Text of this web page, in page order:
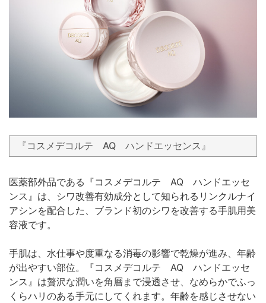
『コスメデコルテ AQ ハンドエッセンス』
医薬部外品である『コスメデコルテ AQ ハンドエッセ
ンス』は、シワ改善有効成分として知られるリンクルナイ
アシンを配合した、ブランド初のシワを改善する手肌用美
容液です。
手肌は、水仕事や度重なる消毒の影響で乾燥が進み、年齢
が出やすい部位。『コスメデコルテ AQ ハンドエッセ
ンス』は贅沢な潤いを角層まで浸透させ、なめらかでふっ
くらハリのある手元にしてくれます。年齢を感じさせない